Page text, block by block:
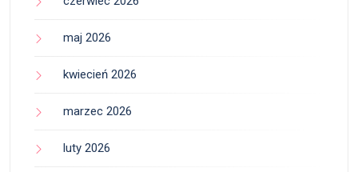
maj 2026
kwiecień 2026
marzec 2026
luty 2026